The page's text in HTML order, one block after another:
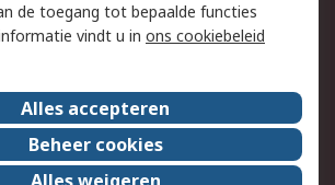
Over ons
Werken bij RS
de toegang tot bepaalde functies
vindt u in ons cookiebeleid
Alles accepteren
Beheer cookies